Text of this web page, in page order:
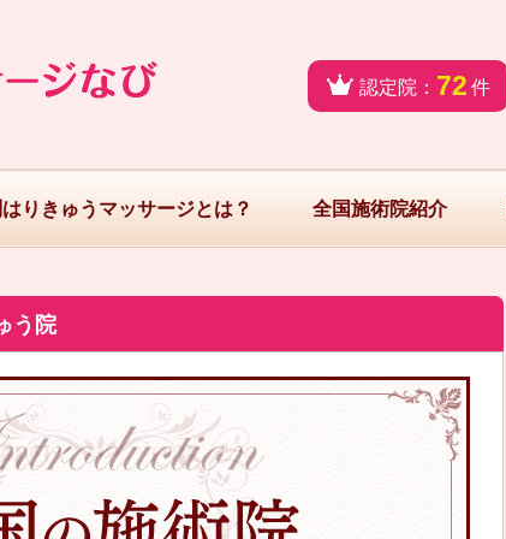
認定院： 72 件
りきゅうマッサージとは？ 全国施術院紹介
う院